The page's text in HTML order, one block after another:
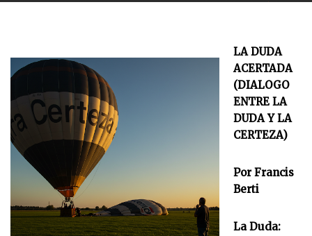
LA DUDA
ACERTADA
(DIALOGO
ENTRE LA
DUDA Y LA
CERTEZA)
Por Francis
Berti
La Duda: